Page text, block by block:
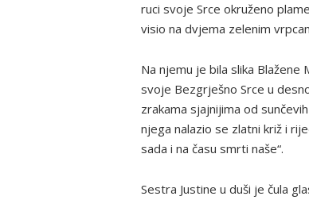
ruci svoje Srce okruženo
visio na dvjema zelenim
Na njemu je bila slika Blažene
svoje Bezgrješno Srce u
zrakama sjajnijima od
njega nalazio se zlatni križ i
sada i na času smrti naše“.
Sestra Justine u duši je čula